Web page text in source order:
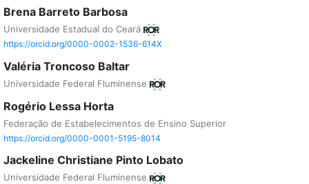
Brena Barreto Barbosa
Universidade Estadual do Ceará
https://orcid.org/0000-0002-1536-614X
Valéria Troncoso Baltar
Universidade Federal Fluminense
Rogério Lessa Horta
Federação de Estabelecimentos de Ensino Superior
https://orcid.org/0000-0001-5195-8014
Jackeline Christiane Pinto Lobato
Universidade Federal Fluminense